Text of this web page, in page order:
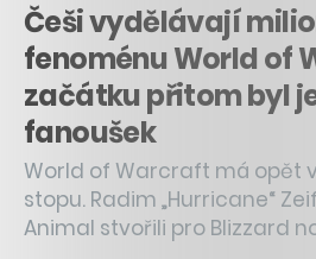
Češi vydělávají
fenoménu World of
začátku přitom byl
fanoušek
World of Warcraft má opět
stopu. Radim „Hurricane“
Animal stvořili pro Blizzard